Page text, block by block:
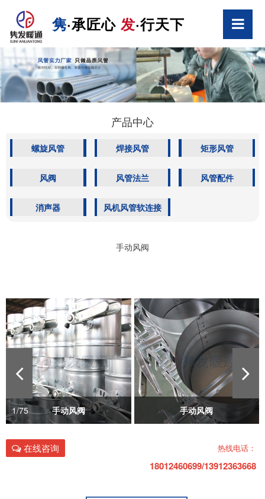
隽·承匠心 发·行天下
产品中心
螺旋风管 焊接风管 矩形风管
风阀 风管法兰 风管配件
消声器 风机风管软连接
手动风阀
手动风阀 手动风阀
1/75
在线咨询 热线电话：
18012460699/13912363668